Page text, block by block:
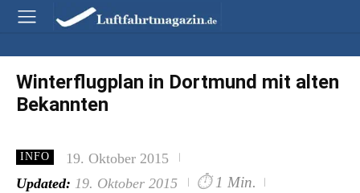
Winterflugplan in Dortmund mit alten
Bekannten
INFO
19. Oktober 2015
Updated: 19. Oktober 2015 ⏱ 1 Min.